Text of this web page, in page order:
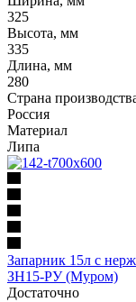
325
Высота, мм
335
Длина, мм
280
Страна
Россия
Материал
Липа
Запарник 15л с
ЗН15-РУ (Муром)
Достаточно